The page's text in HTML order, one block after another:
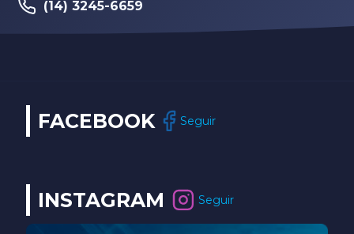
FACEBOOK Seguir
INSTAGRAM Seguir